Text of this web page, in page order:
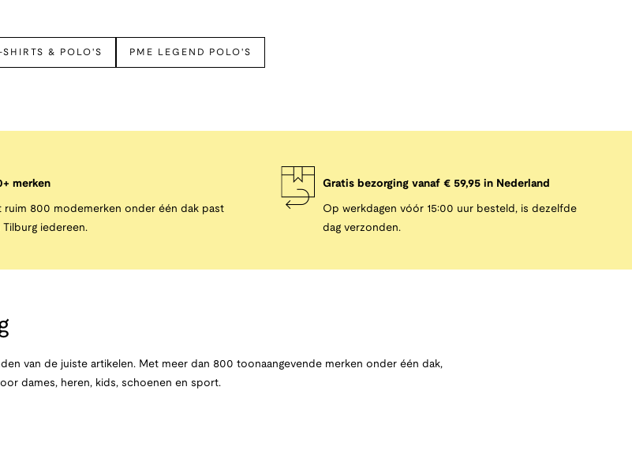
SHIRTS & POLO'S PME LEGEND POLO'S
merken
ruim 800 modemerken onder één dak past
Tilburg iedereen.
Gratis bezorging vanaf € 59,95 in Nederland
Op werkdagen vóór 15:00 uur besteld, is dezelfde
dag verzonden.
van de juiste artikelen. Met meer dan 800 toonaangevende merken onder één dak,
dames, heren, kids, schoenen en sport.